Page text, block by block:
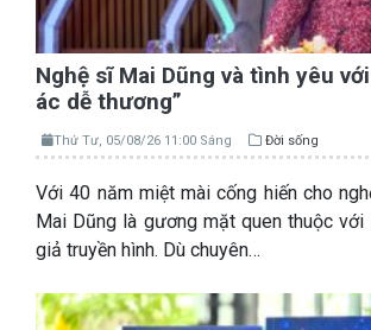
Nghệ sĩ Mai Dũng và tình yêu
ác dễ thương”
Thứ Tư, 05/08/26 11:00 Sáng Đời sống
Với 40 năm miệt mài cống hiến cho
Mai Dũng là gương mặt quen thuộc
giả truyền hình. Dù chuyên…